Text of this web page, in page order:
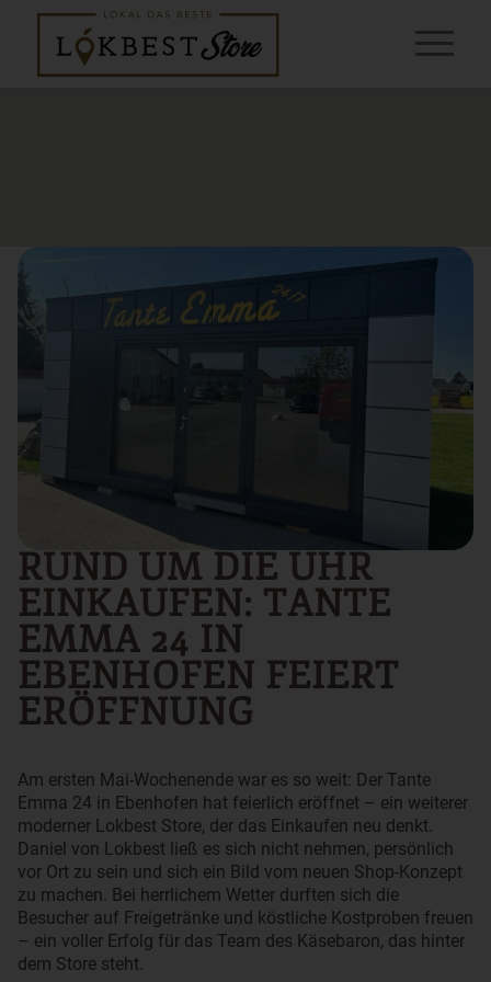
RUND UM DIE UHR
EINKAUFEN: TANTE
EMMA 24 IN
EBENHOFEN FEIERT
ERÖFFNUNG
Am ersten Mai-Wochenende war es so weit: Der Tante
Emma 24 in Ebenhofen hat feierlich eröffnet – ein weiterer
moderner Lokbest Store, der das Einkaufen neu denkt.
Daniel von Lokbest ließ es sich nicht nehmen, persönlich
vor Ort zu sein und sich ein Bild vom neuen Shop-Konzept
zu machen. Bei herrlichem Wetter durften sich die
Besucher auf Freigetränke und köstliche Kostproben freuen
– ein voller Erfolg für das Team des Käsebaron, das hinter
dem Store steht.